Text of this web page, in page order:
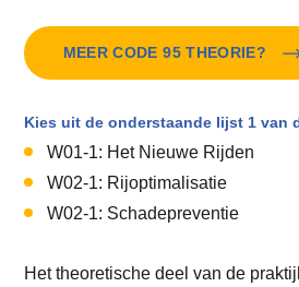
MEER CODE 95 THEORIE?
Kies uit de onderstaande lijst 1 van
W01-1: Het Nieuwe Rijden
W02-1: Rijoptimalisatie
W02-1: Schadepreventie
Het theoretische deel van de